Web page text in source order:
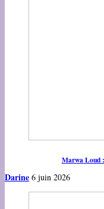
Marwa Loud
Darine 6 juin 2026